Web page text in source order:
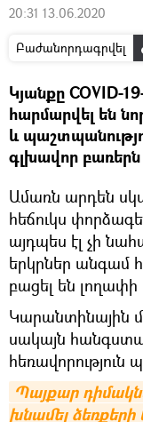
20:31 13.06.2020
Բաժանորդագրվել
Կյանքը COVID-
հարմարվել են
և
գլխավոր բառերն
Ամառն արդեն
հեճուկս
այդպես էլ չի
երկրներ անգամ
բացել են լողափի
Կարանտինային
սակայն
հեռավորություն
Պայքար
խնամել ձեռքերի